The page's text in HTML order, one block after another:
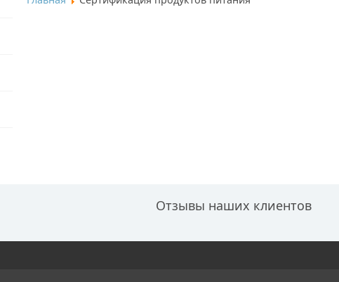
Отзывы наших клиентов